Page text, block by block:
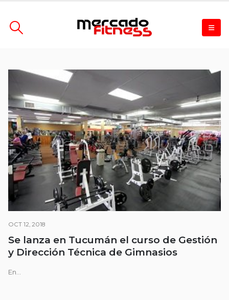
OCT 12, 2018
Se lanza en Tucumán el curso de Gestión
y Dirección Técnica de Gimnasios
En...